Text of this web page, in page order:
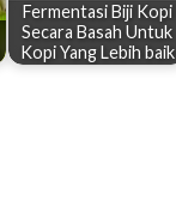
Fermentasi Biji Kopi
Secara Basah Untuk
Kopi Yang Lebih baik